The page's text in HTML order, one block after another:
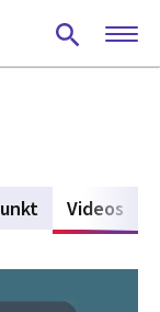
Videos